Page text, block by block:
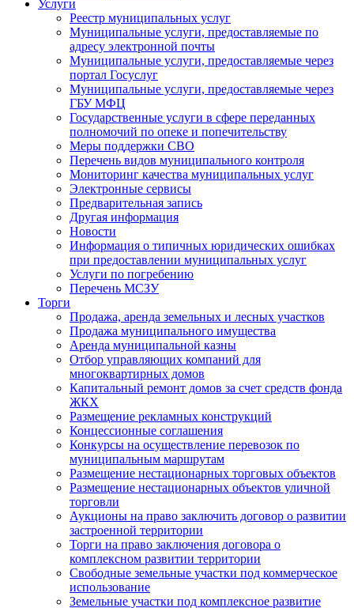
Услуги
Реестр муниципальных услуг
Муниципальные услуги, предоставляемые по
адресу электронной почты
Муниципальные услуги, предоставляемые через
портал Госуслуг
Муниципальные услуги, предоставляемые через
ГБУ МФЦ
Государственные услуги в сфере переданных
полномочий по опеке и попечительству
Меры поддержки СВО
Перечень видов муниципального контроля
Мониторинг качества муниципальных услуг
Электронные сервисы
Предварительная запись
Другая информация
Новости
Информация о типичных юридических ошибках
при предоставлении муниципальных услуг
Услуги по погребению
Перечень МСЗУ
Торги
Продажа, аренда земельных и лесных участков
Продажа муниципального имущества
Аренда муниципальной казны
Отбор управляющих компаний для
многоквартирных домов
Капитальный ремонт домов за счет средств фонда
ЖКХ
Размещение рекламных конструкций
Концессионные соглашения
Конкурсы на осуществление перевозок по
муниципальным маршрутам
Размещение нестационарных торговых объектов
Размещение нестационарных объектов уличной
торговли
Аукционы на право заключить договор о развитии
застроенной территории
Торги на право заключения договора о
комплексном развитии территории
Свободные земельные участки под коммерческое
использование
Земельные участки под комплексное развитие